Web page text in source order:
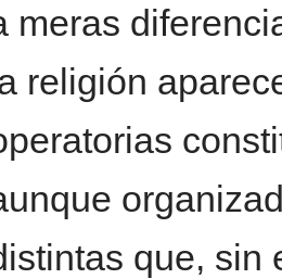
meras
religión
que, sin